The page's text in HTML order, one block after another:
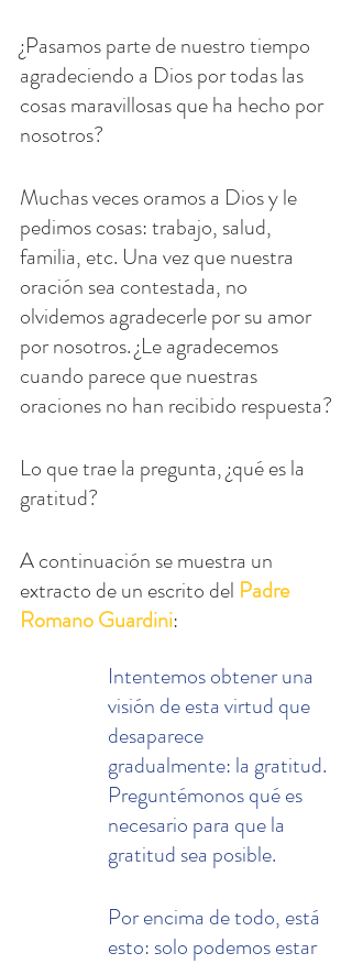
¿Pasamos parte de nuestro tiempo
agradeciendo a Dios por todas las
cosas maravillosas que ha hecho por
nosotros?
Muchas veces oramos a Dios y le
pedimos cosas: trabajo, salud,
familia, etc. Una vez que nuestra
oración sea contestada, no
olvidemos agradecerle por su amor
por nosotros. ¿Le agradecemos
cuando parece que nuestras
oraciones no han recibido respuesta?
Lo que trae la pregunta, ¿qué es la
gratitud?
A continuación se muestra un
extracto de un escrito del Padre
Romano Guardini:
Intentemos obtener una
visión de esta virtud que
desaparece
gradualmente: la gratitud.
Preguntémonos qué es
necesario para que la
gratitud sea posible.
Por encima de todo, está
esto: solo podemos estar